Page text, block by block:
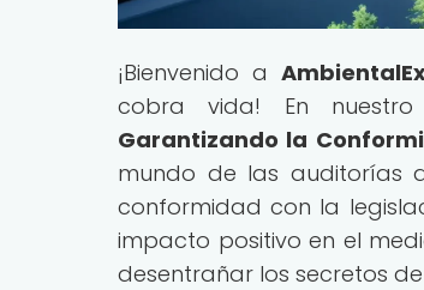
¡Bienvenido a
cobra vida! En
Garantizando la
mundo de las auditorías
conformidad con la
impacto positivo en el
desentrañar los secretos